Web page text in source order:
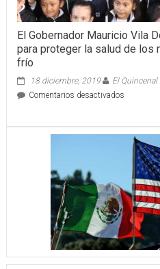
El Gobernador Mauricio Vila
para proteger la salud de los
frío
18 diciembre, 2019
El
Comentarios desactivadosen
Vila
Dosal
entrega
para
proteger
la
salud
de
niños